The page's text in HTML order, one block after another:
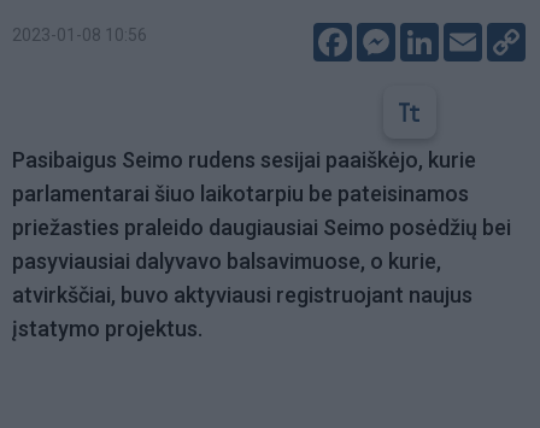
2023-01-08 10:56 FacebookMessenger
LinkedIn
Email
Pasibaigus Seimo rudens sesijai paaiškėjo, kurie
parlamentarai šiuo laikotarpiu be pateisinamos
priežasties praleido daugiausiai Seimo posėdžių bei
pasyviausiai dalyvavo balsavimuose, o kurie,
atvirkščiai, buvo aktyviausi registruojant naujus
įstatymo projektus.